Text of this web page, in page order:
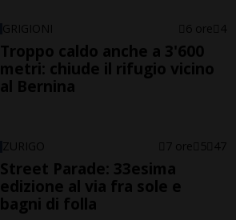
GRIGIONI 6 ore 4
Troppo caldo anche a 3'600
metri: chiude il rifugio vicino
al Bernina
ZURIGO 7 ore 5 47
Street Parade: 33esima
edizione al via fra sole e
bagni di folla